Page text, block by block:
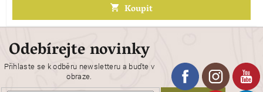
Koupit
Odebírejte novinky
Přihlaste se k odběru newsletteru a buďte v
obraze.